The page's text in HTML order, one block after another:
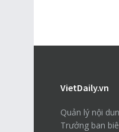
VietDaily.vn
Quản lý nội
Trưởng ban